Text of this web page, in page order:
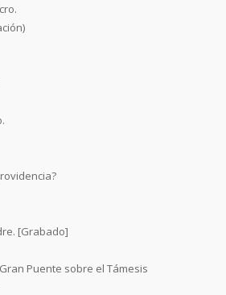
[Grabado]
Puente sobre el Támesis